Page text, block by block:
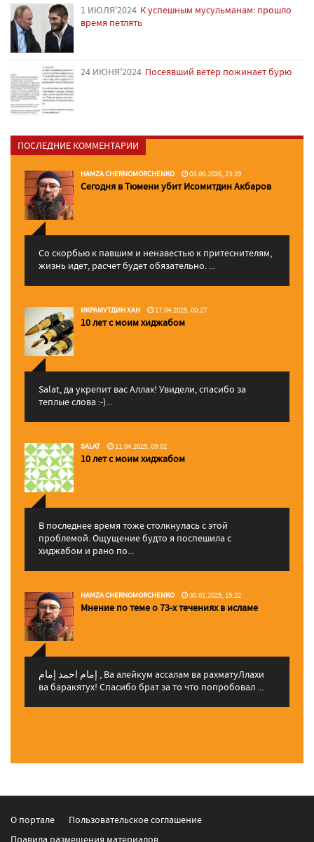
1 ИЮЛЯ'2024 К успешным мусульманам: прошло
время петлять
24 ИЮНЯ'2024 Посеявший ветер пожинает бурю
ПОСЛЕДНИЕ КОММЕНТАРИИ
HAMZA CHERNOMORCHENKO 03.06.2026, 23:29
Сегодня в Тюмени убит Исомитдин Акбаров
Со скорбью к павшим и ненавестью к притеснителям,
жизнь идет, расчет будет обязательно. ...
ИКРАМУТДИН ХАН 17.04.2025, 00:27
10 лет с моим хиджабом
Salat, да укрепит вас Аллаx! Увидели, спасибо за
теплые слова :-)...
SALAT 11.04.2025, 09:02
10 лет с моим хиджабом
В последнее время тоже столкнулась с этой
проблемой. Ощущение будто я поспешила с
хиджабом и рано по...
HAMZA CHERNOMORCHENKO 30.01.2025, 15:22
Мнение по теме о 73-х течениях в исламе
إمام احمد إمام , Ва алейкум ассалам ва рахматуЛлахи
ва баракятух! Спасибо брат за то что попробовал ...
О портале
Пользовательское соглашение
Правила размещения материалов